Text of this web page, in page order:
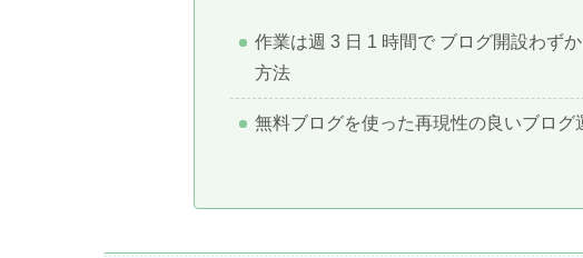
作業は週 3 日 1 時間で ブログ開設わず
方法
無料ブログを使った再現性の良いブログ